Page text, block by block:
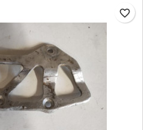
favorite_border